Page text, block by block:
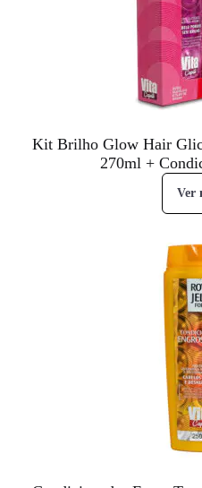
Kit Brilho Glow Hair
270ml +
Ver